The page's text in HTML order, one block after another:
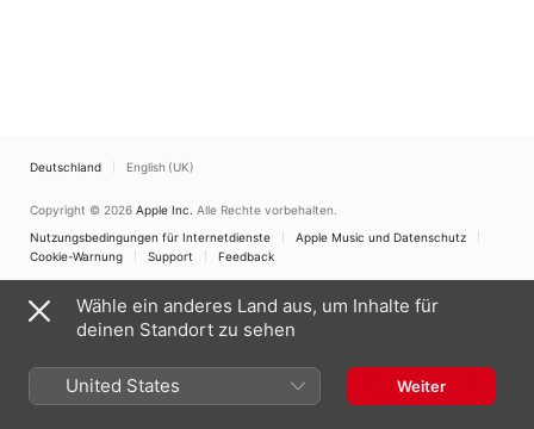
Deutschland English (UK)
Copyright © 2026 Apple Inc. Alle Rechte vorbehalten.
Nutzungsbedingungen für Internetdienste
Apple Music und Datenschutz
Cookie-Warnung
Support Feedback
Wähle ein anderes Land aus, um Inhalte für
deinen Standort zu sehen
United States Weiter